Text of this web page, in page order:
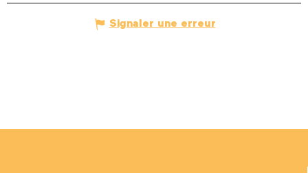
Signaler une erreur